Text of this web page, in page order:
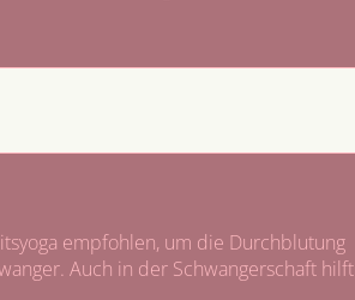
empfohlen, um die Durchblutung
Auch in der Schwangerschaft hilft